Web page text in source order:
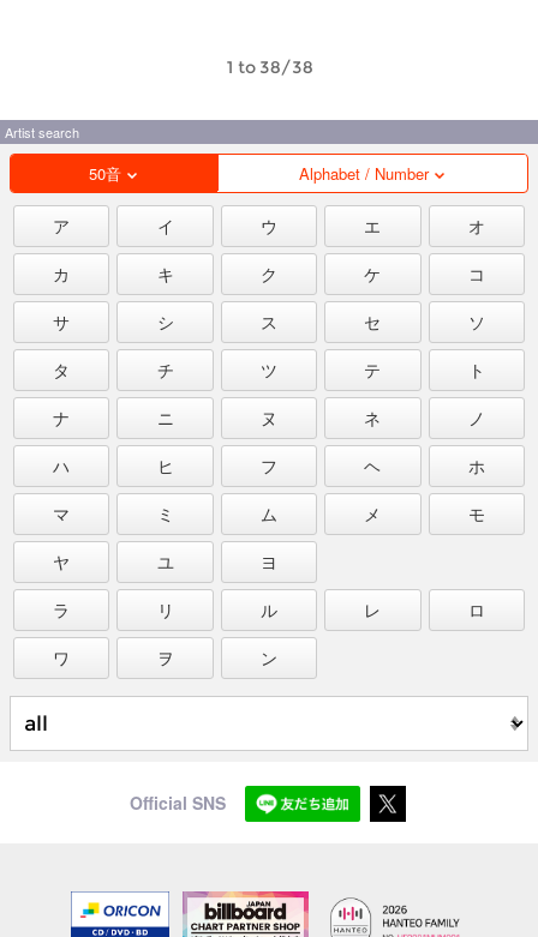
1 to 38/38
Artist search
50音 Alphabet / Number
ア イ ウ エ
オ
カ
キ ク ケ
コ
サ
シ ス セ
ソ
タ
チ ツ テ
ト
ナ
ニ ヌ ネ
ノ
ハ
ヒ フ ヘ
ホ
マ
ミ ム メ
モ
ヤ
ユ
ヨ
ラ
リ ル レ
ロ
ワ
ヲ ン
Official SNS